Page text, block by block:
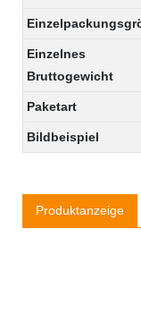
Einzelnes
Bruttogewicht
Paketart
Bildbeispiel
Produktanzeige